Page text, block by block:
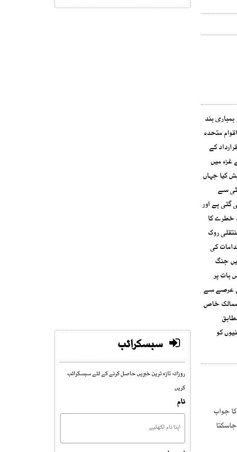
بند
متحدہ
گئی تھی۔قرارداد کے
سے غزہ میں
کے 56 رکن ممالک میں سے 55 کی جانب سے پیش کیا جہاں
سے
گئی ہے اور
خطرے کا
روک
کی
جنگ
بات پر
عرصے سے
ممالک خاص
کو
سبسکرائب
روزانہ تازہ ترین خبریں حاصل کرنے کے لئے سبسکرائب
کریں
نام